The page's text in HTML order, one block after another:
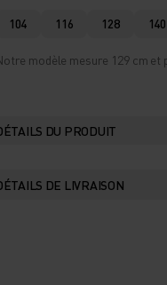
104 116 128 140
modèle mesure 129 cm et
DU PRODUIT
DE LIVRAISON